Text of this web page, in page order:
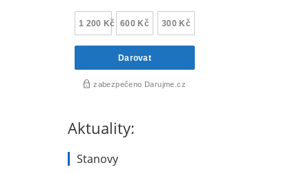
Aktuality:
Stanovy